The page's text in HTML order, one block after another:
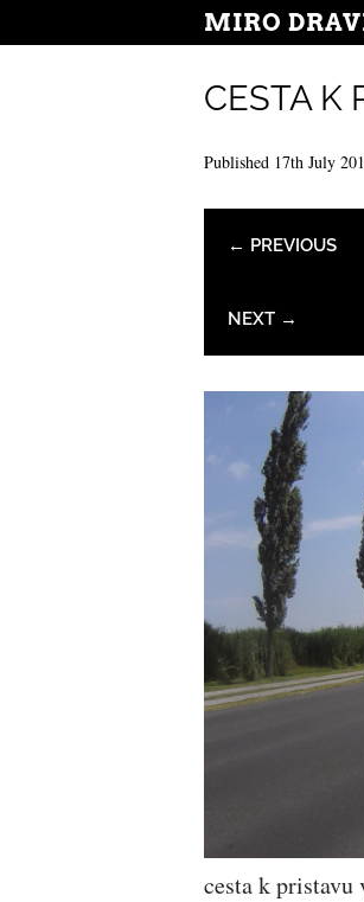
MIRO
CESTA K
Published 17th July
← PREVIOUS
NEXT →
cesta k pristavu